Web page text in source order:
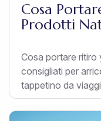
Cosa
Prodotti
Cosa portare ritiro
consigliati per
tappetino da